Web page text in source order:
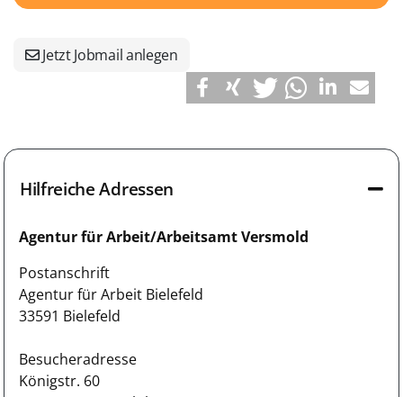
Jetzt Jobmail anlegen
Hilfreiche Adressen
Agentur für Arbeit/Arbeitsamt Versmold
Postanschrift
Agentur für Arbeit Bielefeld
33591 Bielefeld
Besucheradresse
Königstr. 60